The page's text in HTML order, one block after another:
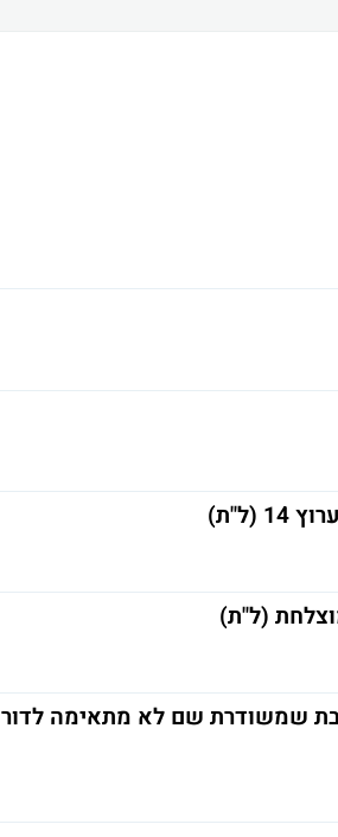
(ל"ת)
שמשודרת שם לא מתאימה לדור